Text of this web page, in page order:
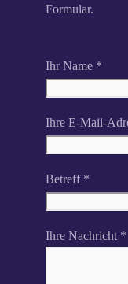
Formular.
Ihr Name *
Ihre E-Mail-
Betreff *
Ihre Nachricht *